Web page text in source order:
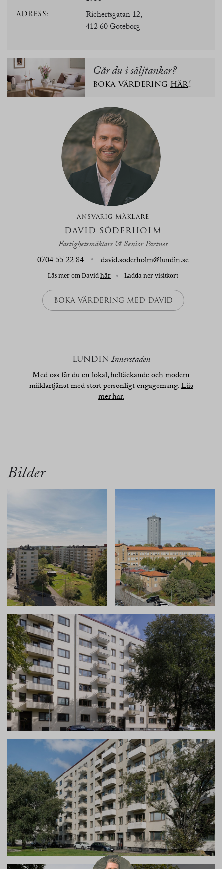
ADRESS:
Richertsgatan 12,
412 60 Göteborg
Går du i säljtankar?
boka värdering här!
ANSVARIG MÄKLARE
DAVID SÖDERHOLM
Fastighetsmäklare & Senior Partner
0704-55 22 84
david.soderholm@lundin.se
Läs mer om David här Ladda ner visitkort
BOKA VÄRDERING MED DAVID
LUNDIN Innerstaden
Med oss får du en lokal, heltäckande och modern
mäklartjänst med stort personligt engagemang.Läs
mer här.
Bilder